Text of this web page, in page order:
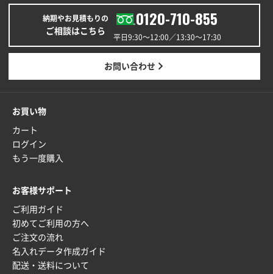
ワンポイントポリ袋 A4サイズ1000枚
2025年12月24日 13:22
安い
ワンポイント箔押し紙袋 M横サイズ(A4対応)100
2025年12月22日 03:31
神奈川県S社様
2025年12月16日 10:39
短納期対応が素晴らしい
富山県O社様
uni ジェットストリーム 07
2025年12月09日 14:04
納期やお見積もりの
ご相談はこちら
0120-710-855
平日9:30〜12:00／13:30〜17:30
お問い合わせ
お買い物
カート
ログイン
もう一度購入
お客様サポート
ご利用ガイド
初めてご利用の方へ
ご注文の流れ
名入れデータ作成ガイド
配送・送料について